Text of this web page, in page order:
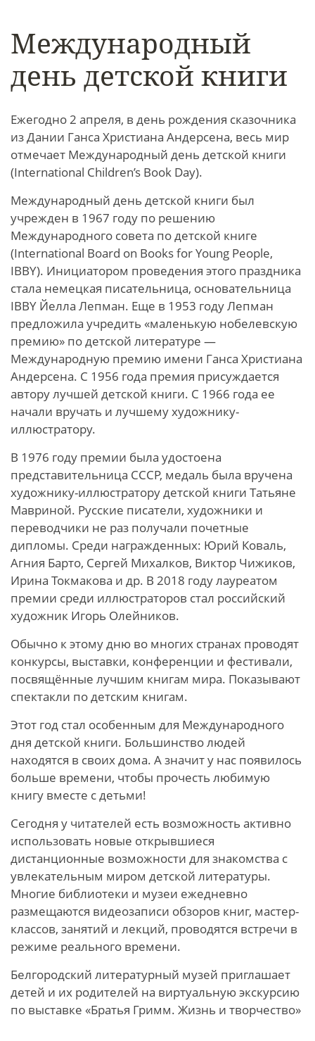
Международный
день детской книги
Ежегодно 2 апреля, в день рождения сказочника
из Дании Ганса Христиана Андерсена, весь мир
отмечает Международный день детской книги
(International Children’s Book Day).
Международный день детской книги был
учрежден в 1967 году по решению
Международного совета по детской книге
(International Board on Books for Young People,
IBBY). Инициатором проведения этого праздника
стала немецкая писательница, основательница
IBBY Йелла Лепман. Еще в 1953 году Лепман
предложила учредить «маленькую нобелевскую
премию» по детской литературе —
Международную премию имени Ганса Христиана
Андерсена. С 1956 года премия присуждается
автору лучшей детской книги. С 1966 года ее
начали вручать и лучшему художнику-
иллюстратору.
В 1976 году премии была удостоена
представительница СССР, медаль была вручена
художнику-иллюстратору детской книги Татьяне
Мавриной. Русские писатели, художники и
переводчики не раз получали почетные
дипломы. Среди награжденных: Юрий Коваль,
Агния Барто, Сергей Михалков, Виктор Чижиков,
Ирина Токмакова и др. В 2018 году лауреатом
премии среди иллюстраторов стал российский
художник Игорь Олейников.
Обычно к этому дню во многих странах проводят
конкурсы, выставки, конференции и фестивали,
посвящённые лучшим книгам мира. Показывают
спектакли по детским книгам.
Этот год стал особенным для Международного
дня детской книги. Большинство людей
находятся в своих дома. А значит у нас появилось
больше времени, чтобы прочесть любимую
книгу вместе с детьми!
Сегодня у читателей есть возможность активно
использовать новые открывшиеся
дистанционные возможности для знакомства с
увлекательным миром детской литературы.
Многие библиотеки и музеи ежедневно
размещаются видеозаписи обзоров книг, мастер-
классов, занятий и лекций, проводятся встречи в
режиме реального времени.
Белгородский литературный музей приглашает
детей и их родителей на виртуальную экскурсию
по выставке «Братья Гримм. Жизнь и творчество»